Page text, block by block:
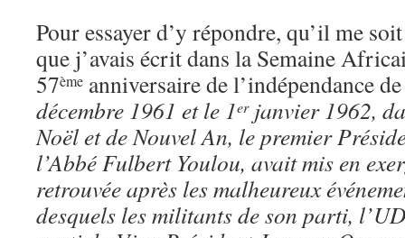
Pour essayer d’y répondre, qu’il me
que j’avais écrit dans la Semaine
57ème anniversaire de l’indépendance
décembre 1961 et le 1erjanvier 1962,
Noël et de Nouvel An, le premier
l’Abbé Fulbert Youlou, avait mis en
retrouvée après les malheureux
desquels les militants de son parti,